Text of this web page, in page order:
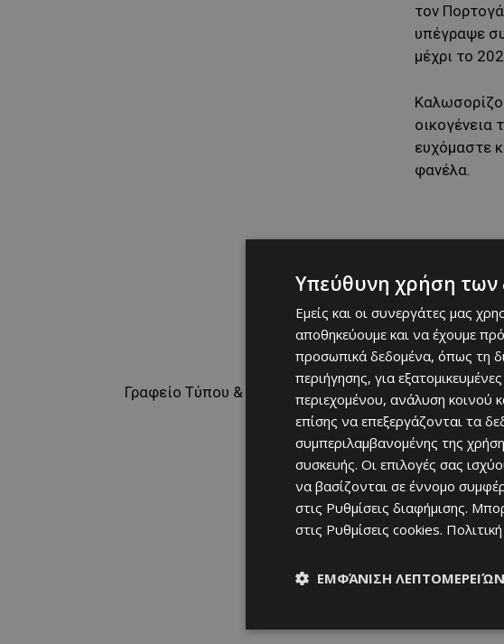
τον
υπέγραψε
μέχρι το
οικογένεια
ευχόμαστε
φανέλα.
Γραφείο Τύπου & Επικοινωνίας
Υπεύθυνη χρήση των
Εμείς και οι συνεργάτες μας
αποθηκεύουμε και να έχουμε
προσωπικά δεδομένα, όπως τη
περιήγησης, για
περιεχομένου, ανάλυση κοινού
επίσης να επεξεργάζονται τα
συμπεριλαμβανομένης της
συσκευής. Οι επιλογές σας
να βασίζονται σε έννομο
στις Ρυθμίσεις διαφήμισης.
στις Ρυθμίσεις cookies.
ΕΜΦΆΝΙΣΗ ΛΕΠΤΟΜΕΡΕΙΏΝ